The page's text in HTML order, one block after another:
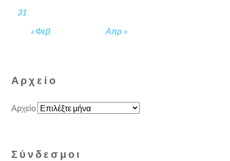
« Φεβ Απρ »
31
Αρχείο
Αρχείο
Σύνδεσμοι